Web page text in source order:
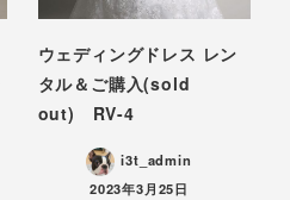
ウェディングドレス レン
タル＆ご購入(sold
out) RV-4
i3t_admin
投稿日
2023年3月25日